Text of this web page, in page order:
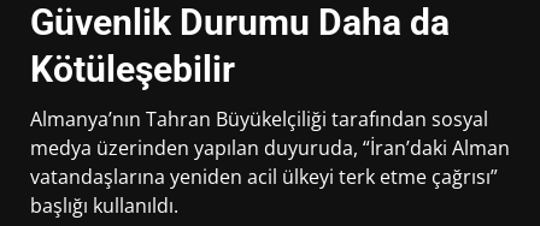
Güvenlik Durumu Daha da
Kötüleşebilir
Almanya’nın Tahran Büyükelçiliği tarafından sosyal
medya üzerinden yapılan duyuruda, “İran’daki Alman
vatandaşlarına yeniden acil ülkeyi terk etme çağrısı”
başlığı kullanıldı.